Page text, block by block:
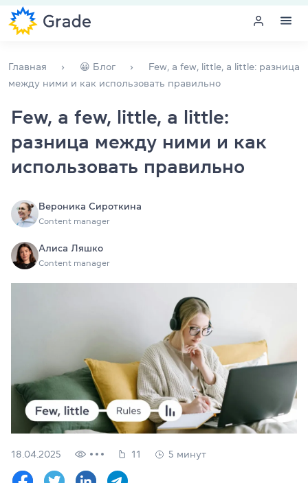
Обучение для преподавателей
Английский для компаний
Подготовка к экзаменам
Больше о нас
Оставить заявку
Язык сайта RU
(050) 580 11 00
Главная 😀 Блог
Few, а few, little, а little: разница
между ними и как использовать правильно
Few, а few, little, а little:
разница между ними и как
использовать правильно
Вероника Сироткина
Content manager
Алиса Ляшко
Content manager
18.04.2025 11 5 минут